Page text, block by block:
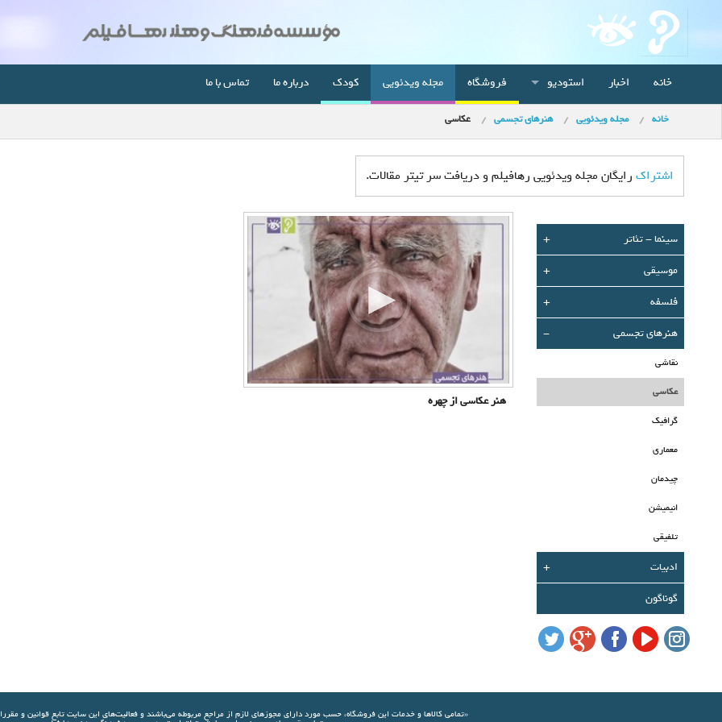
خانه اخبار استودیو فروشگاه مجله ویدئویی کودک درباره ما تماس با ما
خانه مجله ویدئویی هنرهای تجسمی عکاسی
اشتراک رایگان مجله ویدئویی رهافیلم و دریافت سر تیتر مقالات.
سينما - تئاتر
+
موسیقی
+
فلسفه
+
هنرهای تجسمی
-
نقاشی
عکاسی
گرافیک
معماری
چیدمان
انیمیشن
تلفیقی
ادبیات
+
گوناگون
هنر عکاسی از چهره
«تمامي كالاها و خدمات اين فروشگاه، حسب مورد دارای مجوزهای لازم از مراجع مربوطه مي‌باشند و فعاليت‌های اين سايت تابع قوانين و